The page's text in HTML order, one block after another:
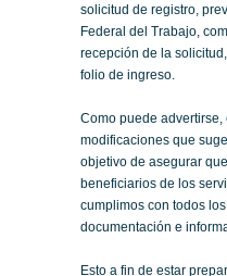
solicitud de registro,
Federal del Trabajo,
recepción de la
folio de ingreso.
Como puede advertirse,
modificaciones que
objetivo de asegurar
beneficiarios de los
cumplimos con todos
documentación e
Esto a fin de estar